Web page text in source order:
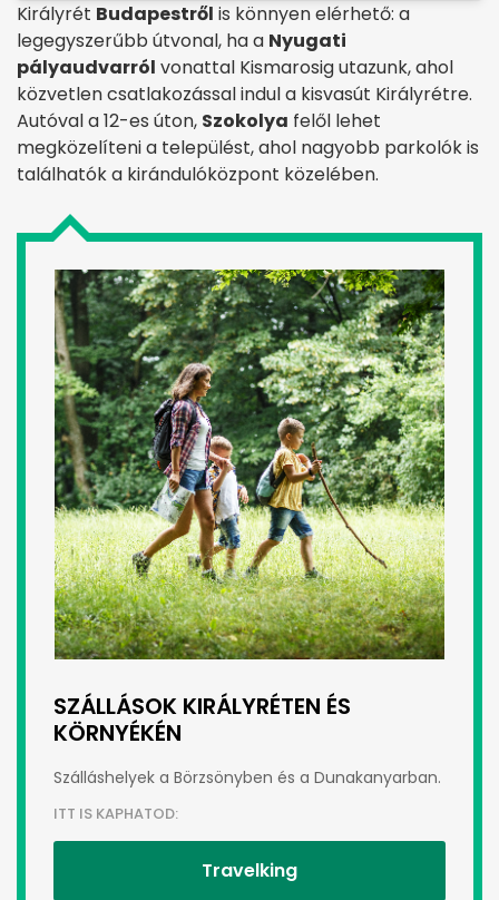
Királyrét Budapestről is könnyen elérhető: a
legegyszerűbb útvonal, ha a Nyugati
pályaudvarról vonattal Kismarosig utazunk, ahol
közvetlen csatlakozással indul a kisvasút Királyrétre.
Autóval a 12-es úton, Szokolya felől lehet
megközelíteni a települést, ahol nagyobb parkolók is
találhatók a kirándulóközpont közelében.
SZÁLLÁSOK KIRÁLYRÉTEN ÉS
KÖRNYÉKÉN
Szálláshelyek a Börzsönyben és a Dunakanyarban.
ITT IS KAPHATOD:
Travelking